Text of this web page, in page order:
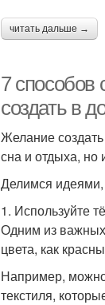
читать дальше →
7 способов
создать в
Желание
сна и отдыха, но
Делимся
1. Используйте
Одним из важных
цвета, как
Например, можно
текстиля,